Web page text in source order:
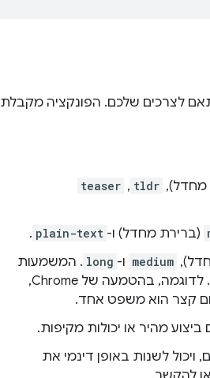
לצרכים שלכם. הפונקציה מקבלת
מחדל), tldr
,
teaser
(ברירת מחדל) ו- plain-text
.
medium ו- long . המשמעות
שביקשתם. לדוגמה, בהטמעה של Chrome,
קצר הוא משפט אחד.
מהיר או יכולות מקיפות.
ויכול לשנות באופן דינמי את